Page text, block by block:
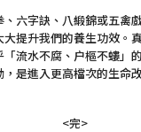
六字訣、八緞錦或五禽
提升我們的養生功效。
流水不腐、户樞不螻」
是進入更高檔次的生命
<完>